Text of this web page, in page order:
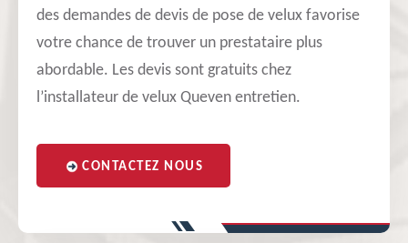
des demandes de devis de pose de velux favorise
votre chance de trouver un prestataire plus
abordable. Les devis sont gratuits chez
l’installateur de velux Queven entretien.
CONTACTEZ NOUS